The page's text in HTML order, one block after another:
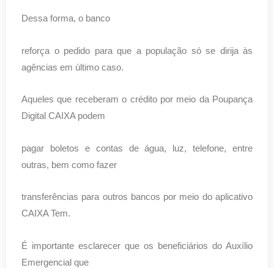
Dessa forma, o banco
reforça o pedido para que a população só se dirija às
agências em último caso.
Aqueles que receberam o crédito por meio da Poupança
Digital CAIXA podem
pagar boletos e contas de água, luz, telefone, entre
outras, bem como fazer
transferências para outros bancos por meio do aplicativo
CAIXA Tem.
É importante esclarecer que os beneficiários do Auxílio
Emergencial que